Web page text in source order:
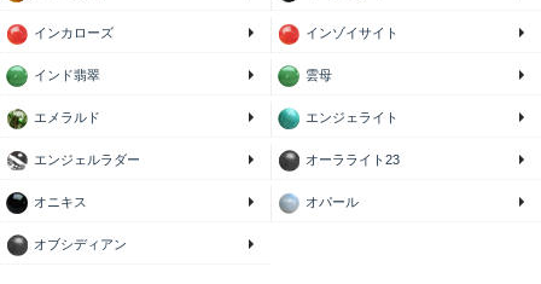
インカローズ インゾイサイト
インド翡翠 雲母
エメラルド エンジェライト
エンジェルラダー オーラライト23
オニキス オパール
オブシディアン